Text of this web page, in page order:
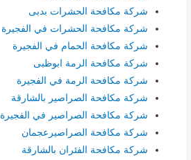
شركة مكافحة الحشرات بدبى
شركة مكافحة الحشرات في الفجيرة
شركة مكافحة الحمام في الفجيرة
شركة مكافحة الرمة ابوظبى
شركة مكافحة الرمة في الفجيرة
شركة مكافحة الصراصير بالشارقة
شركة مكافحة الصراصير في الفجيرة
شركة مكافحة الصراصيرعجمان
شركة مكافحة الفئران بالشارقة